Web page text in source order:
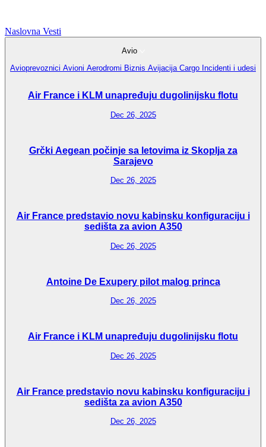
Naslovna Vesti
Avio
Avioprevoznici Avioni Aerodromi Biznis Avijacija Cargo Incidenti i udesi
Air France i KLM unapređuju dugolinijsku flotu
Dec 26, 2025
Grčki Aegean počinje sa letovima iz Skoplja za
Sarajevo
Dec 26, 2025
Air France predstavio novu kabinsku konfiguraciju i
sedišta za avion A350
Dec 26, 2025
Antoine De Exupery pilot malog princa
Dec 26, 2025
Air France i KLM unapređuju dugolinijsku flotu
Dec 26, 2025
Air France predstavio novu kabinsku konfiguraciju i
sedišta za avion A350
Dec 26, 2025